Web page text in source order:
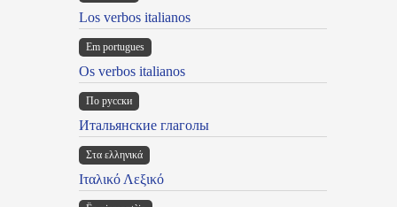
Los verbos italianos
Em portugues
Os verbos italianos
По русски
Итальянские глаголы
Στα ελληνικά
Ιταλικό Λεξικό